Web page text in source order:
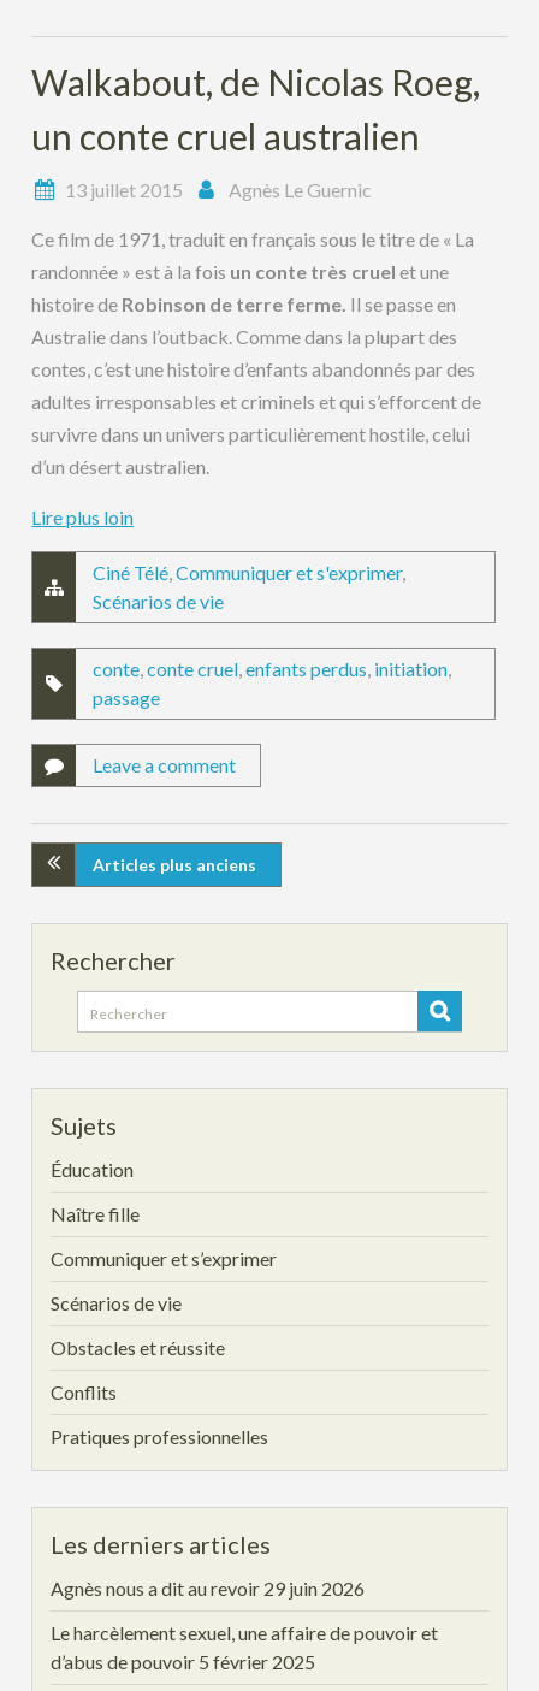
Walkabout, de Nicolas Roeg,
un conte cruel australien
13 juillet 2015 Agnès Le Guernic
Ce film de 1971, traduit en français sous le titre de « La
randonnée » est à la fois un conte très cruel et une
histoire de Robinson de terre ferme. Il se passe en
Australie dans l’outback. Comme dans la plupart des
contes, c’est une histoire d’enfants abandonnés par des
adultes irresponsables et criminels et qui s’efforcent de
survivre dans un univers particulièrement hostile, celui
d’un désert australien.
Lire plus loin
Ciné Télé,Communiquer et s'exprimer,
Scénarios de vie
conte,conte cruel,enfants perdus, initiation,
passage
Leave a comment
Articles plus anciens
Rechercher
Search
for:
Sujets
Éducation
Naître fille
Communiquer et s’exprimer
Scénarios de vie
Obstacles et réussite
Conflits
Pratiques professionnelles
Les derniers articles
Agnès nous a dit au revoir 29 juin 2026
Le harcèlement sexuel, une affaire de pouvoir et
d’abus de pouvoir 5 février 2025